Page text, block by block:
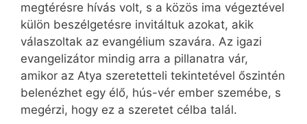
megtérésre hívás volt, s a közös ima végeztével
külön beszélgetésre invitáltuk azokat, akik
válaszoltak az evangélium szavára. Az igazi
evangelizátor mindig arra a pillanatra vár,
amikor az Atya szeretetteli tekintetével őszintén
belenézhet egy élő, hús-vér ember szemébe, s
megérzi, hogy ez a szeretet célba talál.